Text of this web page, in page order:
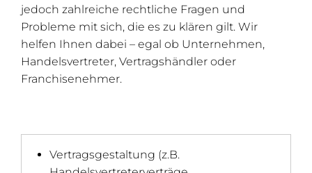
jedoch zahlreiche rechtliche Fragen und
Probleme mit sich, die es zu klären gilt. Wir
helfen Ihnen dabei – egal ob Unternehmen,
Handelsvertreter, Vertragshändler oder
Franchisenehmer.
Vertragsgestaltung (z.B.